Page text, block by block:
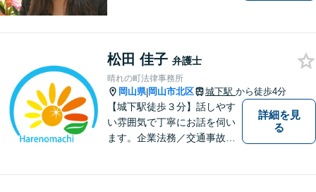
んなささいなことでも構いま
せん。お気軽にご相談くださ
い。【土曜日も受付可能】
【専用駐車場あり】
松田 佳子 弁護士
晴れの町法律事務所
岡山県|岡山市北区 城下駅 から徒歩4分
【城下駅徒歩３分】話しやす
い雰囲気で丁寧にお話を伺い
ます。企業法務／交通事故／
詳細を見
る